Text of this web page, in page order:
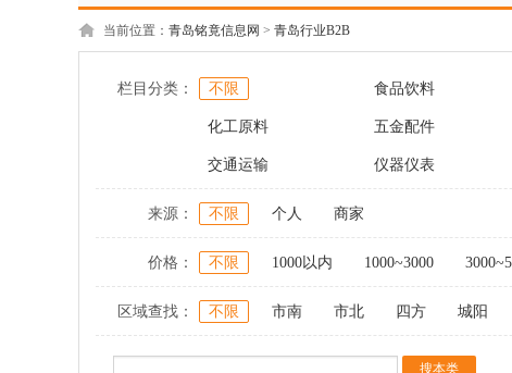
当前位置： 青岛铭竟信息网 > 青岛行业B2B
栏目分类： 不限 食品饮料
化工原料 五金配件
交通运输 仪器仪表
来源： 不限 个人 商家
价格： 不限 1000以内 1000~3000
区域查找： 不限 市南 市北 四方 城阳